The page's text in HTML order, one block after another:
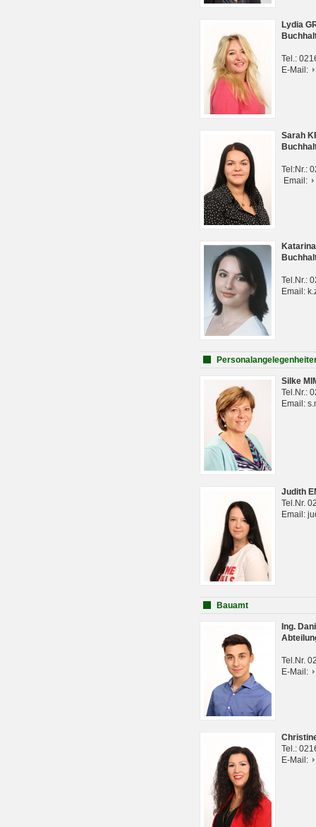
Lydia
Tel.:
E-Mail:
Sarah
Tel:Nr.:
Email:
Tel.Nr.:
Email:
Silke
Tel.Nr.:
Email:
Judith
Tel.Nr.
Email:
Bauamt
Ing.
Tel.Nr.
E-Mail:
Tel.:
E-Mail: